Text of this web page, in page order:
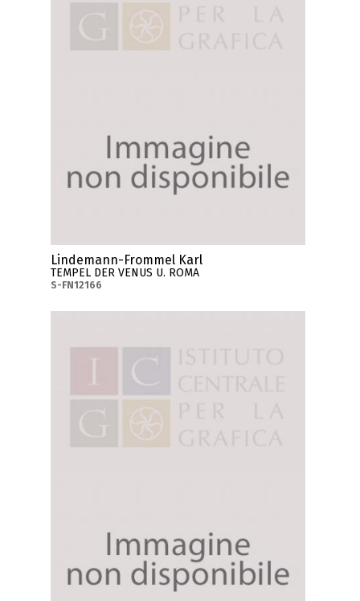
Lindemann-Frommel Karl
TEMPEL DER VENUS U. ROMA
S-FN12166